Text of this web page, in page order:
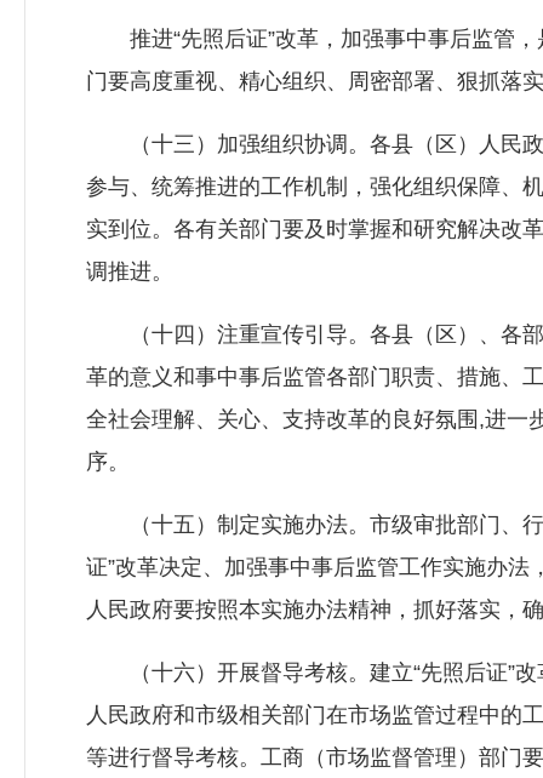
推进“先照后证”改革，加强事中事后监管，
门要高度重视、精心组织、周密部署、狠抓落
（十三）加强组织协调。各县（区）人民政
参与、统筹推进的工作机制，强化组织保障、
实到位。各有关部门要及时掌握和研究解决改
调推进。
（十四）注重宣传引导。各县（区）、各部
革的意义和事中事后监管各部门职责、措施、
全社会理解、关心、支持改革的良好氛围,进
序。
（十五）制定实施办法。市级审批部门、行
证”改革决定、加强事中事后监管工作实施办
人民政府要按照本实施办法精神，抓好落实，
（十六）开展督导考核。建立“先照后证”改
人民政府和市级相关部门在市场监管过程中的
等进行督导考核。工商（市场监督管理）部门